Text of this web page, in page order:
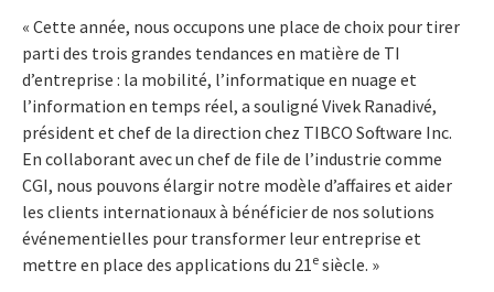
« Cette année, nous occupons une place de choix pour tirer
parti des trois grandes tendances en matière de TI
d’entreprise : la mobilité, l’informatique en nuage et
l’information en temps réel, a souligné Vivek Ranadivé,
président et chef de la direction chez TIBCO Software Inc.
En collaborant avec un chef de file de l’industrie comme
CGI, nous pouvons élargir notre modèle d’affaires et aider
les clients internationaux à bénéficier de nos solutions
événementielles pour transformer leur entreprise et
mettre en place des applications du 21 e siècle. »